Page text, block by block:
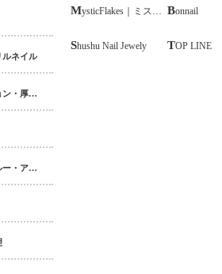
ルネイル
長さ出し・エクステンション・厚み出しアイテム
ネイルラップ・ネイルグルー・アクティベーター・フィラー
MysticFlakes｜ミスティックフレークス Bonnail
Shushu Nail Jewely TOP LINE